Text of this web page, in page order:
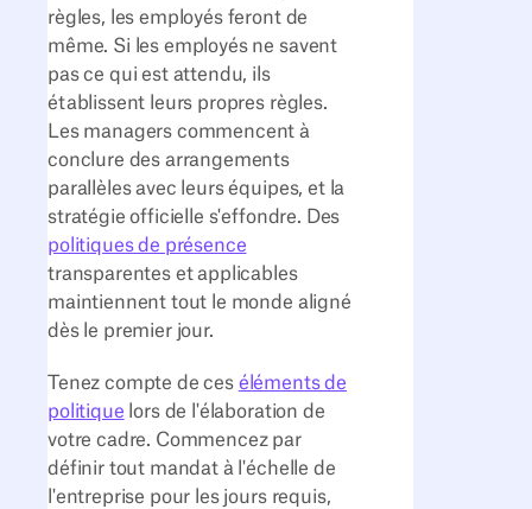
règles, les employés feront de
même. Si les employés ne savent
pas ce qui est attendu, ils
établissent leurs propres règles.
Les managers commencent à
conclure des arrangements
parallèles avec leurs équipes, et la
stratégie officielle s'effondre. Des
politiques de présence
transparentes et applicables
maintiennent tout le monde aligné
dès le premier jour.
Tenez compte de ces éléments de
politique lors de l'élaboration de
votre cadre. Commencez par
définir tout mandat à l'échelle de
l'entreprise pour les jours requis,